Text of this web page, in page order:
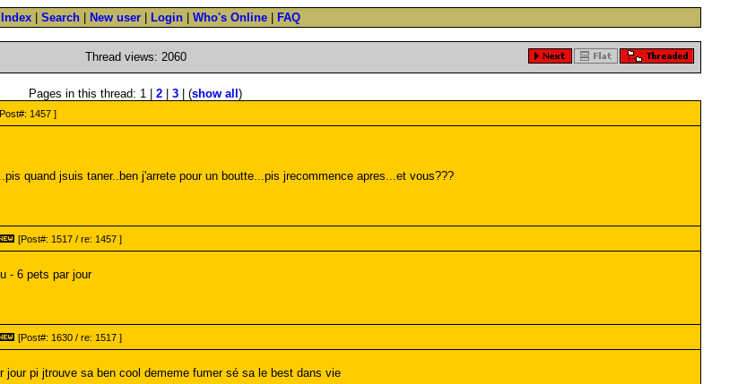
Search New user Login Who's Online FAQ
Thread views: 2060
Pages in this thread: 1 | 2 3 | (show all )
1457 ]
quand jsuis taner..ben j'arrete pour un boutte...pis jrecommence apres...et vous???
[Post#: 1517 / re: 1457 ]
- 6 pets par jour
[Post#: 1630 / re: 1517 ]
jour pi jtrouve sa ben cool dememe fumer sé sa le best dans vie